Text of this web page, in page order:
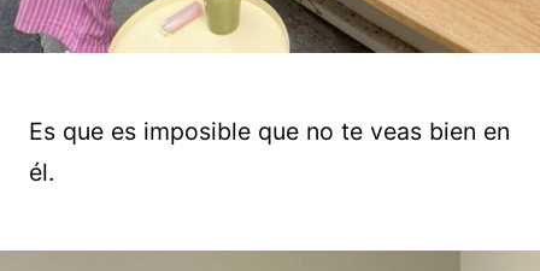
Es que es imposible que no te veas bien en
él.